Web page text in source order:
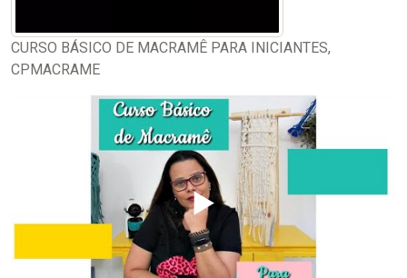
CURSO BÁSICO DE MACRAMÊ PARA INICIANTES,
CPMACRAME
▶️